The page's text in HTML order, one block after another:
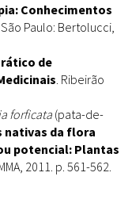
Conhecimentos
São Paulo: Bertolucci,
de
. Ribeirão
forficata (pata-de-
nativas da flora
potencial: Plantas
2011. p. 561-562.